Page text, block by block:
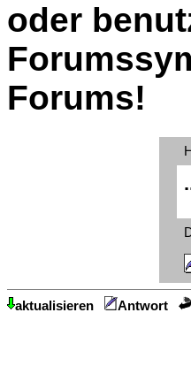
oder
Forums!
aktualisieren Antwort